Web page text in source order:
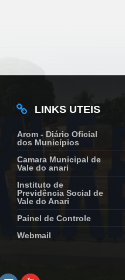
LINKS UTEIS
Arom - Diário Oficial
dos Municípios
Camara Municipal de
Vale do anari
Instituto de
Previdência Social de
Vale do Anari
Painel de Controle
Webmail